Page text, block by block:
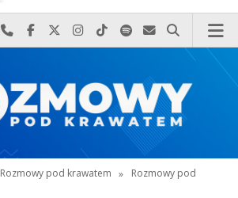
Najlepiej po prostu do nas zadzwoń
Odwiedź nas na Facebook-u
Odwiedź nas na X
Odwiedź nas na Instagram-ie
Odwiedź nas na TikTok-u
Szukaj nas na Spotify
Wyślij do nas
Szukaj
Rozmowy pod krawatem »
Rozmowy pod